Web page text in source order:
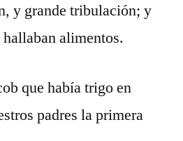
y grande tribulación; y
alimentos.
que había trigo en
padres la primera